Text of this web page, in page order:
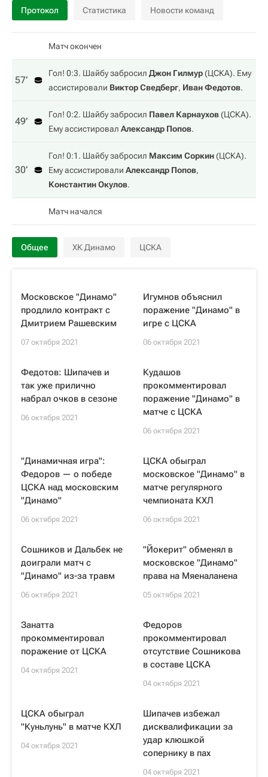
Протокол Статистика Новости команд
Матч окончен
57‎’‎
Гол! 0:3. Шайбу забросил Джон Гилмур(ЦСКА). Ему
ассистировали Виктор Сведберг, Иван Федотов.
49‎’‎
Гол! 0:2. Шайбу забросил Павел Карнаухов(ЦСКА).
Ему ассистировал Александр Попов.
30‎’‎
Гол! 0:1. Шайбу забросил Максим Соркин(ЦСКА).
Ему ассистировали Александр Попов,
Константин Окулов.
Матч начался
Общее ХК Динамо ЦСКА
Московское "Динамо"
продлило контракт с
Дмитрием Рашевским
07 октября 2021
Игумнов объяснил
поражение "Динамо" в
игре с ЦСКА
06 октября 2021
Федотов: Шипачев и
так уже прилично
набрал очков в сезоне
06 октября 2021
Кудашов
прокомментировал
поражение "Динамо" в
матче с ЦСКА
06 октября 2021
"Динамичная игра":
Федоров — о победе
ЦСКА над московским
"Динамо"
06 октября 2021
ЦСКА обыграл
московское "Динамо" в
матче регулярного
чемпионата КХЛ
06 октября 2021
Сошников и Дальбек не
доиграли матч с
"Динамо" из-за травм
06 октября 2021
"Йокерит" обменял в
московское "Динамо"
права на Мяеналанена
05 октября 2021
Занатта
прокомментировал
поражение от ЦСКА
04 октября 2021
Федоров
прокомментировал
отсутствие Сошникова
в составе ЦСКА
04 октября 2021
ЦСКА обыграл
"Куньлунь" в матче КХЛ
04 октября 2021
Шипачев избежал
дисквалификации за
удар клюшкой
сопернику в пах
04 октября 2021